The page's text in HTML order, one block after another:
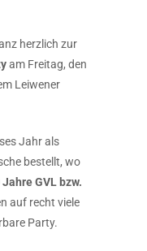
herzlich zur
am Freitag, den
Leiwener
Jahr als
bestellt, wo
Jahre GVL bzw.
auf recht viele
Party.